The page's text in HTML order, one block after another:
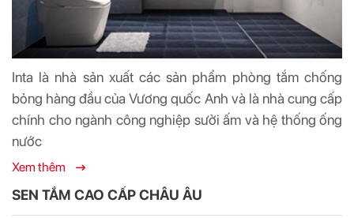
Inta là nhà sản xuất các sản phẩm phòng tắm chống
bỏng hàng đầu của Vương quốc Anh và là nhà cung cấp
chính cho ngành công nghiệp sưởi ấm và hệ thống ống
nước
Xem thêm
SEN TẮM CAO CẤP CHÂU ÂU